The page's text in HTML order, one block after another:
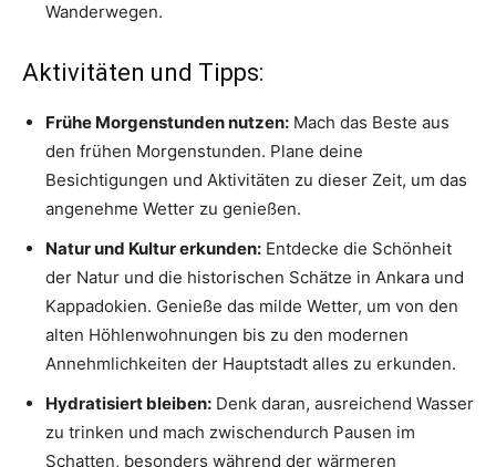
Wanderwegen.
Aktivitäten und Tipps:
Frühe Morgenstunden nutzen: Mach das Beste aus
den frühen Morgenstunden. Plane deine
Besichtigungen und Aktivitäten zu dieser Zeit, um das
angenehme Wetter zu genießen.
Natur und Kultur erkunden: Entdecke die Schönheit
der Natur und die historischen Schätze in Ankara und
Kappadokien. Genieße das milde Wetter, um von den
alten Höhlenwohnungen bis zu den modernen
Annehmlichkeiten der Hauptstadt alles zu erkunden.
Hydratisiert bleiben: Denk daran, ausreichend Wasser
zu trinken und mach zwischendurch Pausen im
Schatten, besonders während der wärmeren